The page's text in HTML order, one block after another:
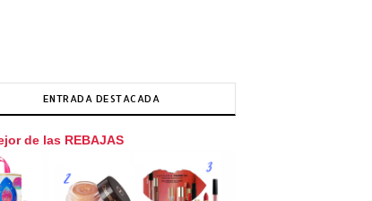
ENTRADA DESTACADA
de las REBAJAS